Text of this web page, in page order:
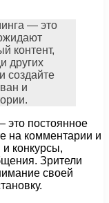
— это
контент,
других
создайте
и
это постоянное
на комментарии и
конкурсы,
Зрители
своей